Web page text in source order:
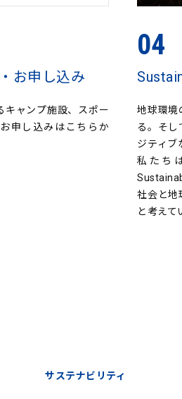
お申し込み
キャンプ施設、スポー
申し込みはこちらか
04
地球環境
る。そし
ジティブ
私たち
社会と地
と考えて
サステナビリティ